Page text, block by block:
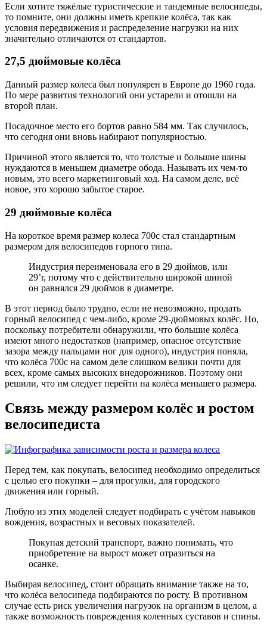
Если хотите тяжёлые туристические и тандемные велосипеды,
то помните, они должны иметь крепкие колёса, так как
условия передвижения и распределение нагрузки на них
значительно отличаются от стандартов.
27,5 дюймовые колёса
Данный размер колеса был популярен в Европе до 1960 года.
По мере развития технологий они устарели и отошли на
второй план.
Посадочное место его бортов равно 584 мм. Так случилось,
что сегодня они вновь набирают популярностью.
Причиной этого является то, что толстые и большие шины
нуждаются в меньшем диаметре обода. Называть их чем-то
новым, это всего маркетинговый ход. На самом деле, всё
новое, это хорошо забытое старое.
29 дюймовые колёса
На короткое время размер колеса 700c стал стандартным
размером для велосипедов горного типа.
Индустрия переименовала его в 29 дюймов, или
29’r, потому что с действительно широкой шиной
он равнялся 29 дюймов в диаметре.
В этот период было трудно, если не невозможно, продать
горный велосипед с чем-либо, кроме 29-дюймовых колёс. Но,
поскольку потребители обнаружили, что большие колёса
имеют много недостатков (например, опасное отсутствие
зазора между пальцами ног для одного), индустрия поняла,
что колёса 700c на самом деле слишком велики почти для
всех, кроме самых высоких внедорожников. Поэтому они
решили, что им следует перейти на колёса меньшего размера.
Связь между размером колёс и ростом
велосипедиста
Перед тем, как покупать, велосипед необходимо определиться
с целью его покупки – для прогулки, для городского
движения или горный.
Любую из этих моделей следует подбирать с учётом навыков
вождения, возрастных и весовых показателей.
Покупая детский транспорт, важно понимать, что
приобретение на вырост может отразиться на
осанке.
Выбирая велосипед, стоит обращать внимание также на то,
что колёса велосипеда подбираются по росту. В противном
случае есть риск увеличения нагрузок на организм в целом, а
также возможность повреждения коленных суставов и спины.